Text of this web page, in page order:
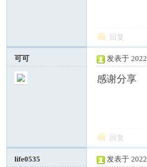
回复
可可 发表于
感谢分享
回复
life0535 发表于